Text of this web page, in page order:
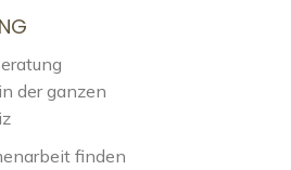
in der ganzen
finden